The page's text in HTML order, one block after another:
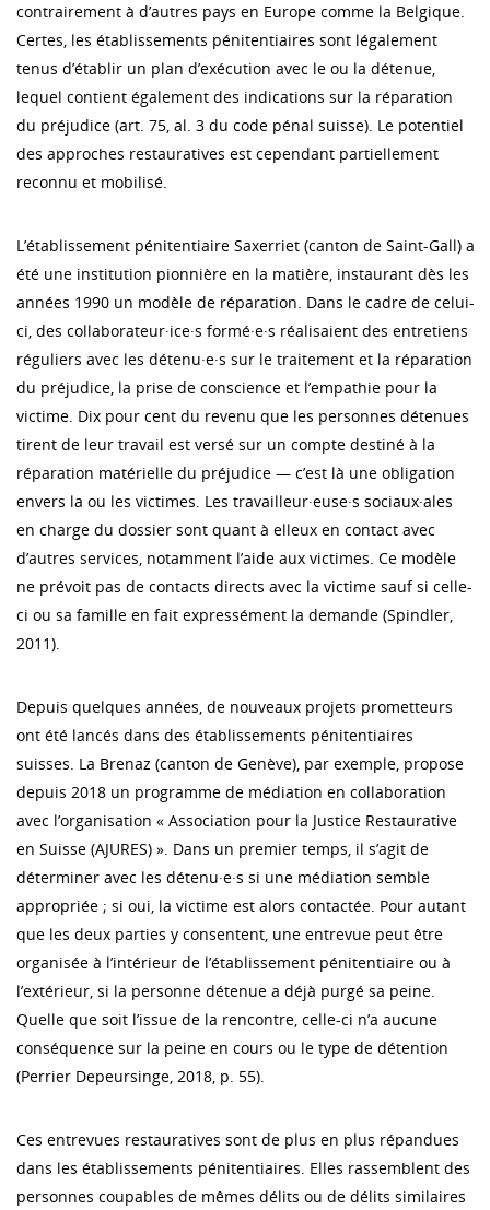
contrairement à d’autres pays en Europe comme la Belgique.
Certes, les établissements pénitentiaires sont légalement
tenus d’établir un plan d’exécution avec le ou la détenue,
lequel contient également des indications sur la réparation
du préjudice (art. 75, al. 3 du code pénal suisse). Le potentiel
des approches restauratives est cependant partiellement
reconnu et mobilisé.
L’établissement pénitentiaire Saxerriet (canton de Saint-Gall) a
été une institution pionnière en la matière, instaurant dès les
années 1990 un modèle de réparation. Dans le cadre de celui-
ci, des collaborateur·ice·s formé·e·s réalisaient des entretiens
réguliers avec les détenu·e·s sur le traitement et la réparation
du préjudice, la prise de conscience et l’empathie pour la
victime. Dix pour cent du revenu que les personnes détenues
tirent de leur travail est versé sur un compte destiné à la
réparation matérielle du préjudice — c’est là une obligation
envers la ou les victimes. Les travailleur·euse·s sociaux·ales
en charge du dossier sont quant à elleux en contact avec
d’autres services, notamment l’aide aux victimes. Ce modèle
ne prévoit pas de contacts directs avec la victime sauf si celle-
ci ou sa famille en fait expressément la demande (Spindler,
2011).
Depuis quelques années, de nouveaux projets prometteurs
ont été lancés dans des établissements pénitentiaires
suisses. La Brenaz (canton de Genève), par exemple, propose
depuis 2018 un programme de médiation en collaboration
avec l’organisation « Association pour la Justice Restaurative
en Suisse (AJURES) ». Dans un premier temps, il s’agit de
déterminer avec les détenu·e·s si une médiation semble
appropriée ; si oui, la victime est alors contactée. Pour autant
que les deux parties y consentent, une entrevue peut être
organisée à l’intérieur de l’établissement pénitentiaire ou à
l’extérieur, si la personne détenue a déjà purgé sa peine.
Quelle que soit l’issue de la rencontre, celle-ci n’a aucune
conséquence sur la peine en cours ou le type de détention
(Perrier Depeursinge, 2018, p. 55).
Ces entrevues restauratives sont de plus en plus répandues
dans les établissements pénitentiaires. Elles rassemblent des
personnes coupables de mêmes délits ou de délits similaires